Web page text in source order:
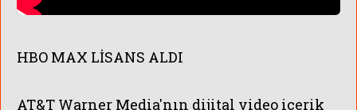
HBO MAX LİSANS ALDI
AT&T Warner Media'nın dijital video içerik